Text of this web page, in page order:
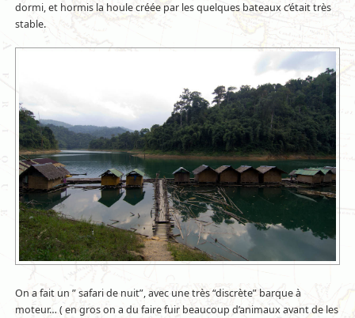
dormi, et hormis la houle créée par les quelques bateaux c’était très
stable.
On a fait un ” safari de nuit”, avec une très “discrète” barque à
moteur… ( en gros on a du faire fuir beaucoup d’animaux avant de les